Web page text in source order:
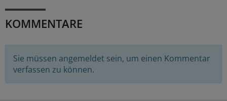
KOMMENTARE
Sie müssen angemeldet sein, um einen Kommentar
verfassen zu können.